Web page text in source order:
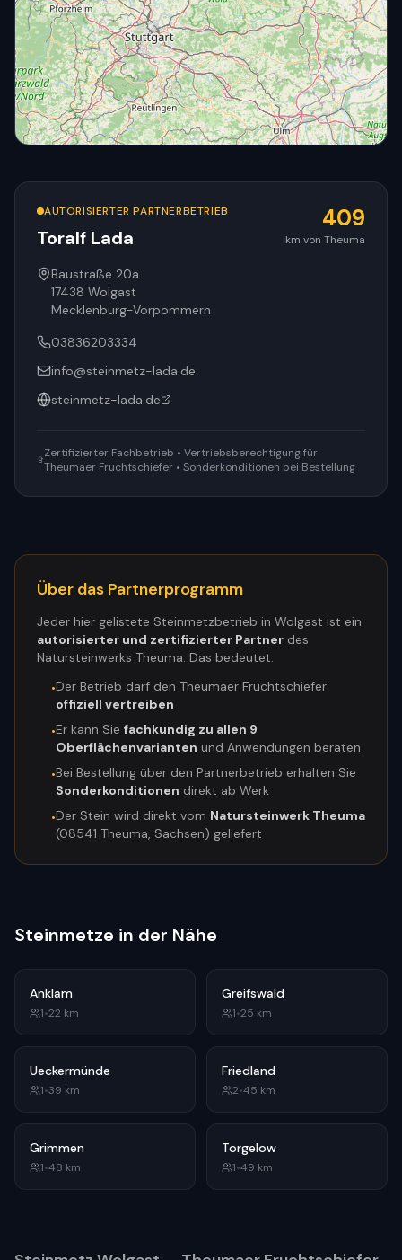
AUTORISIERTER PARTNERBETRIEB
Toralf Lada
409
km von Theuma
Baustraße 20a
17438 Wolgast
Mecklenburg-Vorpommern
03836203334
info@steinmetz-lada.de
steinmetz-lada.de
Zertifizierter Fachbetrieb • Vertriebsberechtigung für
Theumaer Fruchtschiefer • Sonderkonditionen bei Bestellung
Über das Partnerprogramm
Jeder hier gelistete Steinmetzbetrieb in Wolgast ist ein
autorisierter und zertifizierter Partner des
Natursteinwerks Theuma. Das bedeutet:
•Der Betrieb darf den Theumaer Fruchtschiefer
offiziell vertreiben
•Er kann Sie fachkundig zu allen 9
Oberflächenvarianten und Anwendungen beraten
•Bei Bestellung über den Partnerbetrieb erhalten Sie
Sonderkonditionen direkt ab Werk
•Der Stein wird direkt vom Natursteinwerk Theuma
(08541 Theuma, Sachsen) geliefert
Steinmetze in der Nähe
Anklam
1•22 km
Greifswald
1•25 km
Ueckermünde
1•39 km
Friedland
2•45 km
Grimmen
1•48 km
Torgelow
1•49 km